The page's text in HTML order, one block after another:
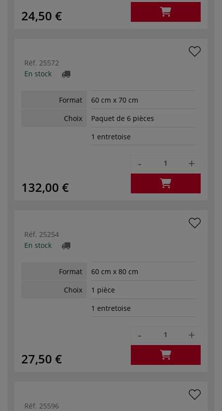
24,50 €
Réf. 25572
En stock
Format
60 cm x 70 cm
Choix
Paquet de 6 pièces
1 entretoise
132,00 €
- +
Réf. 25254
En stock
Format
60 cm x 80 cm
Choix
1 pièce
1 entretoise
27,50 €
- +
Réf. 25596